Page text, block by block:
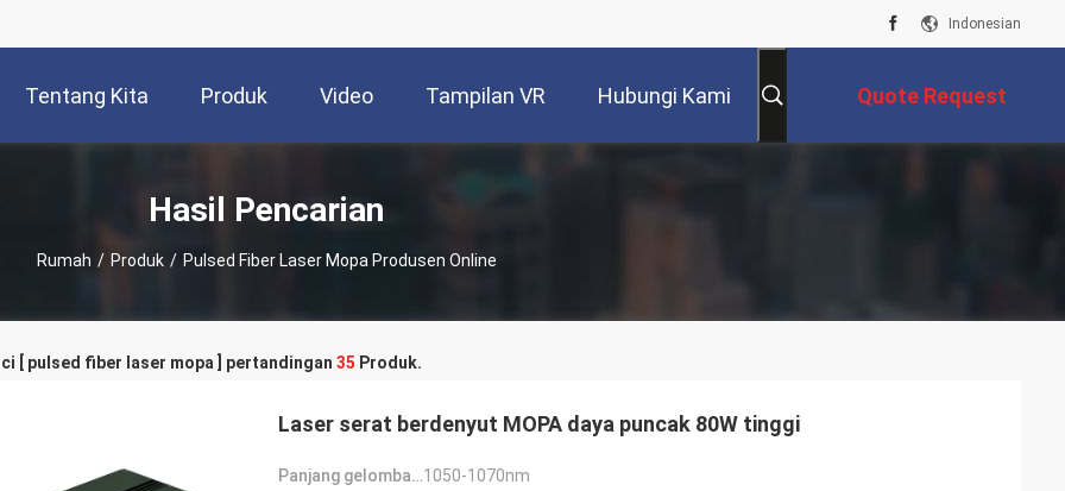
Indonesian
Tentang Kita Produk Video Tampilan VR Hubungi Kami Quote Request
Hasil Pencarian
Rumah / Produk / Pulsed Fiber Laser Mopa Produsen Online
[ pulsed fiber laser mopa ] pertandingan 35 Produk.
Laser serat berdenyut MOPA daya puncak 80W tinggi
Panjang gelombang pusat:1050-1070nm